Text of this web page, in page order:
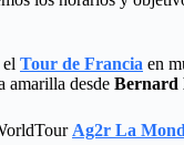
Tour de Francia en
amarilla desde Bernard
Ag2r La